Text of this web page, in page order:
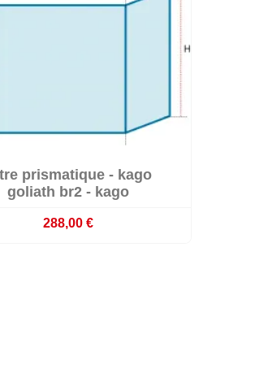
En stock
prismatique - kago
goliath br2 - kago
288,00 €